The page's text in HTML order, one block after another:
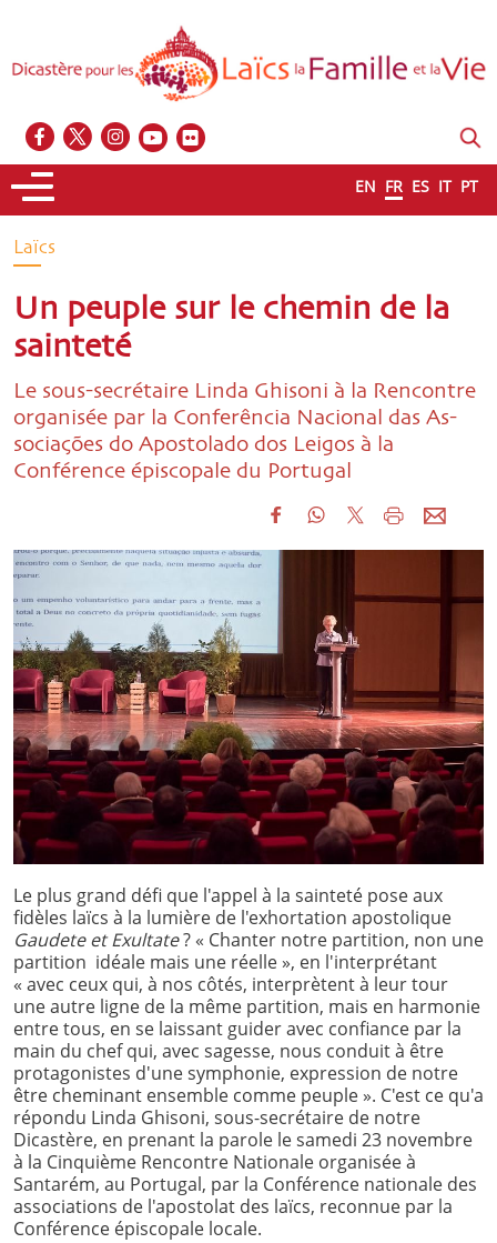
EN FR ES IT PT
Laïcs
Un peuple sur le chemin de la
sainteté
Le sous-secrétaire Linda Ghisoni à la Rencontre
organisée par la Conferência Nacional das As-
sociações do Apostolado dos Leigos à la
Conférence épiscopale du Portugal
Le plus grand défi que l'appel à la sainteté pose aux
fidèles laïcs à la lumière de l'exhortation apostolique
Gaudete et Exultate? « Chanter notre partition, non une
partition idéale mais une réelle », en l'interprétant
« avec ceux qui, à nos côtés, interprètent à leur tour
une autre ligne de la même partition, mais en harmonie
entre tous, en se laissant guider avec confiance par la
main du chef qui, avec sagesse, nous conduit à être
protagonistes d'une symphonie, expression de notre
être cheminant ensemble comme peuple ». C'est ce qu'a
répondu Linda Ghisoni, sous-secrétaire de notre
Dicastère, en prenant la parole le samedi 23 novembre
à la Cinquième Rencontre Nationale organisée à
Santarém, au Portugal, par la Conférence nationale des
associations de l'apostolat des laïcs, reconnue par la
Conférence épiscopale locale.